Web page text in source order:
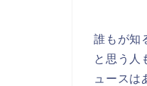
誰もが知
と思う人
ュースは